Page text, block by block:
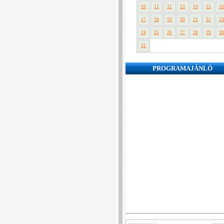
10 11 12 13 14 15 16
17 18 19 20 21 22 23
24 25 26 27 28 29 30
31
PROGRAMAJÁNLÓ